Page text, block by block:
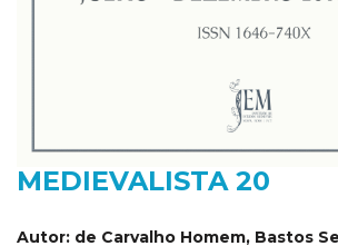
MEDIEVALISTA 20
Autor: de Carvalho Homem, Bastos